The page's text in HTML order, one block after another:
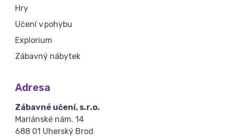
Hry
Učení v pohybu
Explorium
Zábavný nábytek
Adresa
Zábavné učení, s.r.o.
Mariánské nám. 14
688 01 Uherský Brod